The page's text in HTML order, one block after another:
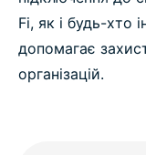
Fi, як і будь-хто
допомагає
організацій.